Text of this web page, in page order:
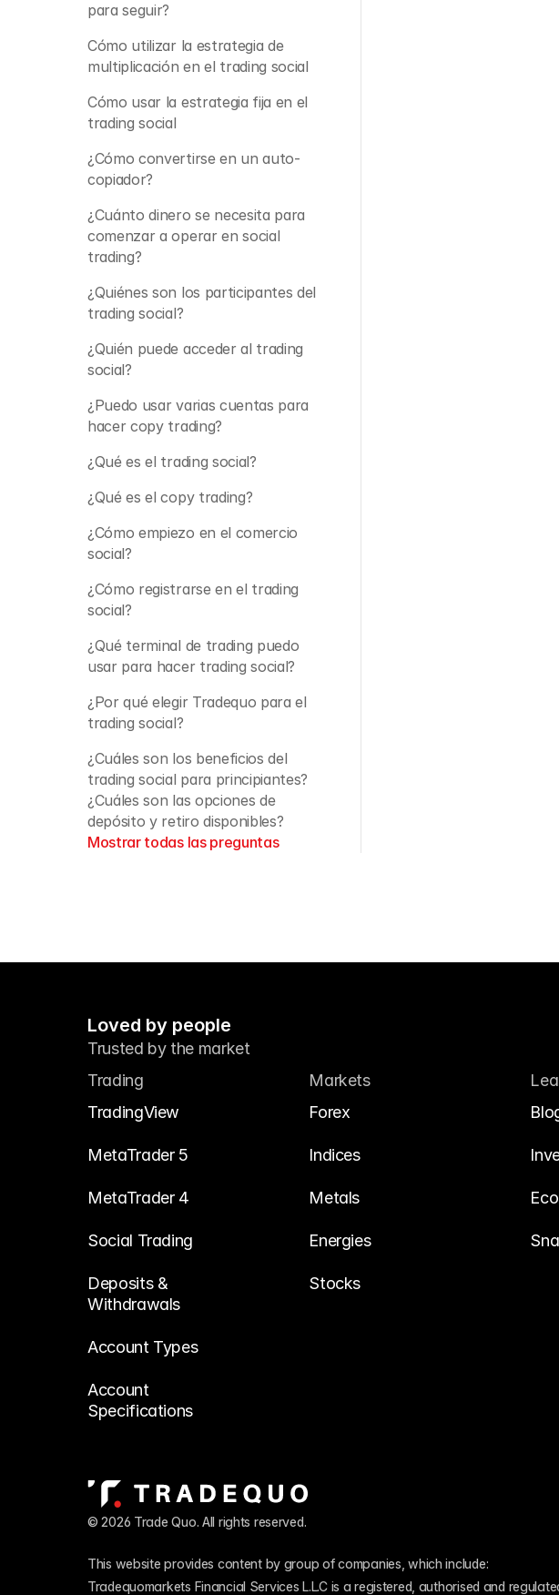
para seguir?
Cómo utilizar la estrategia de
multiplicación en el trading social
Cómo usar la estrategia fija en el
trading social
¿Cómo convertirse en un auto-
copiador?
¿Cuánto dinero se necesita para
comenzar a operar en social
trading?
¿Quiénes son los participantes del
trading social?
¿Quién puede acceder al trading
social?
¿Puedo usar varias cuentas para
hacer copy trading?
¿Qué es el trading social?
¿Qué es el copy trading?
¿Cómo empiezo en el comercio
social?
¿Cómo registrarse en el trading
social?
¿Qué terminal de trading puedo
usar para hacer trading social?
¿Por qué elegir Tradequo para el
trading social?
¿Cuáles son los beneficios del
trading social para principiantes?
¿Cuáles son las opciones de
depósito y retiro disponibles?
Mostrar todas las preguntas
Loved by people
Trusted by the market
Trading
TradingView
MetaTrader 5
MetaTrader 4
Social Trading
Deposits &
Withdrawals
Account Types
Account
Specifications
Markets
Forex
Indices
Metals
Energies
Stocks
© 2026 Trade Quo. All rights reserved.
This website provides content by group of companies, which include:
Tradequomarkets Financial Services L.L.C is a registered, authorised and